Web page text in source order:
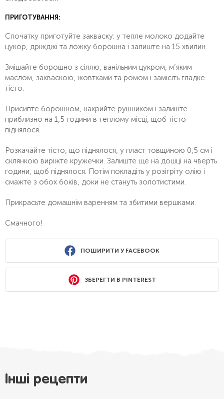
ПРИГОТУВАННЯ:
Спочатку приготуйте закваску: у тепле молоко додайте
цукор, дріжджі та ложку борошна і залиште на 15 хвилин.
Змішайте борошно з сіллю, ванільним цукром, м’яким
маслом, закваскою, жовтками та ромом і замісіть гладке
тісто.
Присипте борошном, накрийте рушником і залиште
приблизно на 1,5 години в теплому місці, щоб тісто
піднялося.
Розкачайте тісто, що піднялося, у пласт товщиною 0,5 см і
склянкою виріжте кружечки. Залиште ще на дошці на чверть
години, щоб піднялося. Потім покладіть у розігріту олію і
смажте з обох боків, доки не стануть золотистими.
Прикрасьте домашнім варенням та збитими вершками.
Смачного!
ПОШИРИТИ У FACEBOOK
ЗБЕРЕГТИ В PINTEREST
Інші рецепти